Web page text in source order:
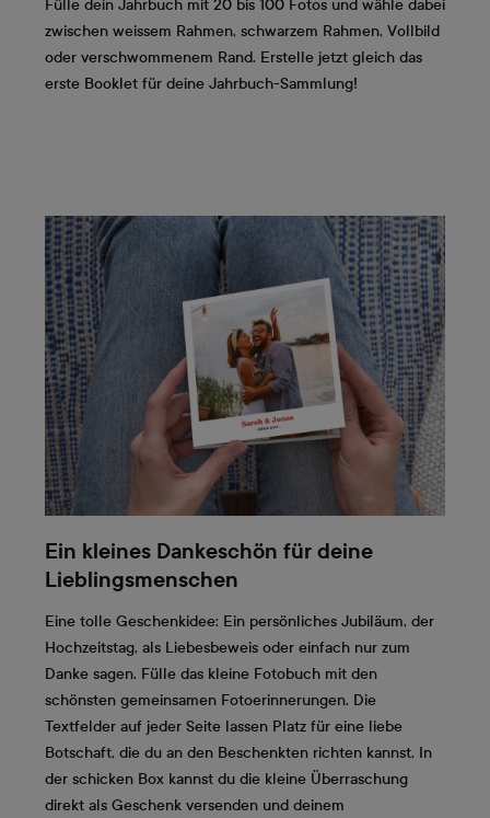
Fülle dein Jahrbuch mit 20 bis 100 Fotos und wähle dabei
zwischen weissem Rahmen, schwarzem Rahmen, Vollbild
oder verschwommenem Rand. Erstelle jetzt gleich das
erste Booklet für deine Jahrbuch-Sammlung!
Ein kleines Dankeschön für deine
Lieblingsmenschen
Eine tolle Geschenkidee: Ein persönliches Jubiläum, der
Hochzeitstag, als Liebesbeweis oder einfach nur zum
Danke sagen. Fülle das kleine Fotobuch mit den
schönsten gemeinsamen Fotoerinnerungen. Die
Textfelder auf jeder Seite lassen Platz für eine liebe
Botschaft, die du an den Beschenkten richten kannst. In
der schicken Box kannst du die kleine Überraschung
direkt als Geschenk versenden und deinem